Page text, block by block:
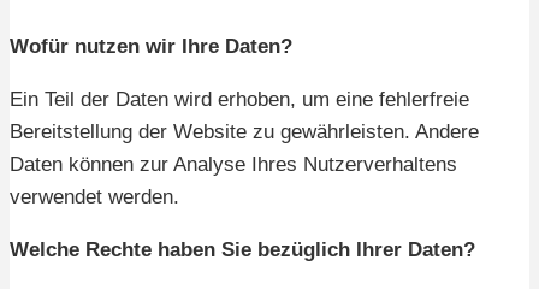
Wofür nutzen wir Ihre Daten?
Ein Teil der Daten wird erhoben, um eine fehlerfreie
Bereitstellung der Website zu gewährleisten. Andere
Daten können zur Analyse Ihres Nutzerverhaltens
verwendet werden.
Welche Rechte haben Sie bezüglich Ihrer Daten?